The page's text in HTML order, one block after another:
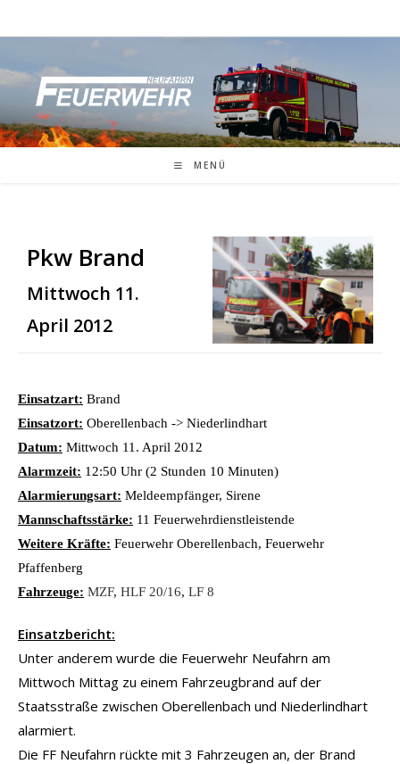
Inhalt
MENÜ
Pkw Brand
Mittwoch 11.
April 2012
Einsatzart: Brand
Einsatzort: Oberellenbach -> Niederlindhart
Datum: Mittwoch 11. April 2012
Alarmzeit: 12:50 Uhr (2 Stunden 10 Minuten)
Alarmierungsart: Meldeempfänger, Sirene
Mannschaftsstärke: 11 Feuerwehrdienstleistende
Weitere Kräfte: Feuerwehr Oberellenbach, Feuerwehr
Pfaffenberg
Fahrzeuge: MZF, HLF 20/16, LF 8
Einsatzbericht:
Unter anderem wurde die Feuerwehr Neufahrn am
Mittwoch Mittag zu einem Fahrzeugbrand auf der
Staatsstraße zwischen Oberellenbach und Niederlindhart
alarmiert.
Die FF Neufahrn rückte mit 3 Fahrzeugen an, der Brand